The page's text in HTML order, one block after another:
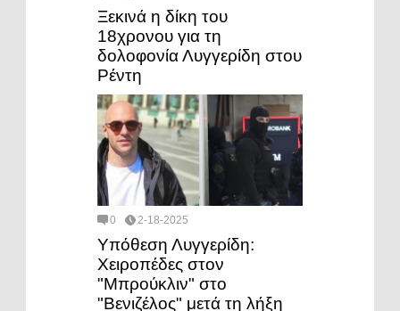
Ξεκινά η δίκη του
18χρονου για τη
δολοφονία Λυγγερίδη στου
Ρέντη
0 2-18-2025
Υπόθεση Λυγγερίδη:
Χειροπέδες στον
"Μπρούκλιν" στο
"Βενιζέλος" μετά τη λήξη